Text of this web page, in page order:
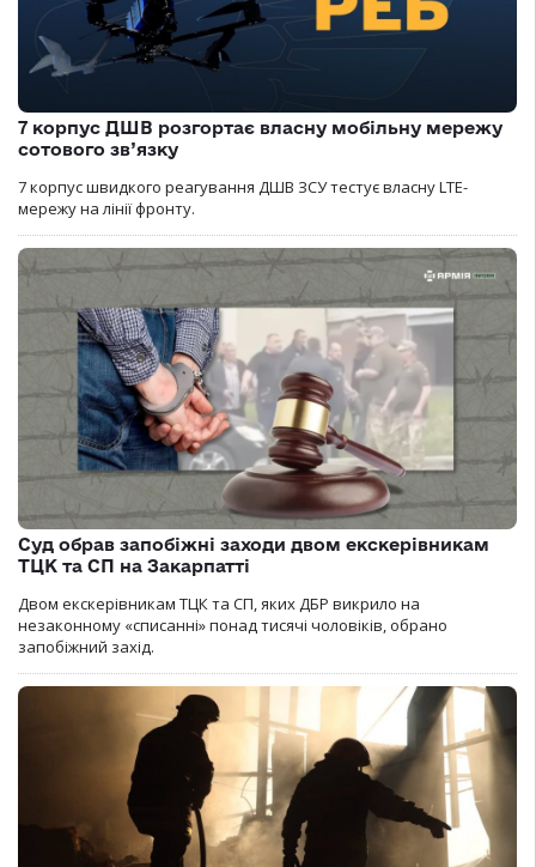
7 корпус ДШВ розгортає власну мобільну мережу
сотового зв’язку
7 корпус швидкого реагування ДШВ ЗСУ тестує власну LTE-
мережу на лінії фронту.
Суд обрав запобіжні заходи двом екскерівникам
ТЦК та СП на Закарпатті
Двом екскерівникам ТЦК та СП, яких ДБР викрило на
незаконному «списанні» понад тисячі чоловіків, обрано
запобіжний захід.